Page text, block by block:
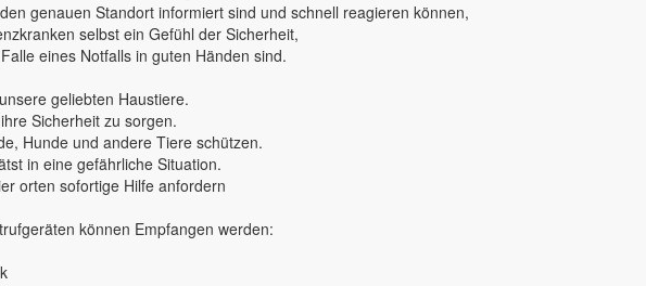
genauen Standort informiert sind und schnell reagieren können,
selbst ein Gefühl der Sicherheit,
eines Notfalls in guten Händen sind.
geliebten Haustiere.
Sicherheit zu sorgen.
Hunde und andere Tiere schützen.
in eine gefährliche Situation.
orten sofortige Hilfe anfordern
können Empfangen werden: